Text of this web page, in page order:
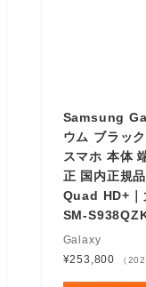
Samsung
ウム ブラッ
スマホ 本体
正 国内正規
Quad HD+｜
SM-
Galaxy
¥253,800
（